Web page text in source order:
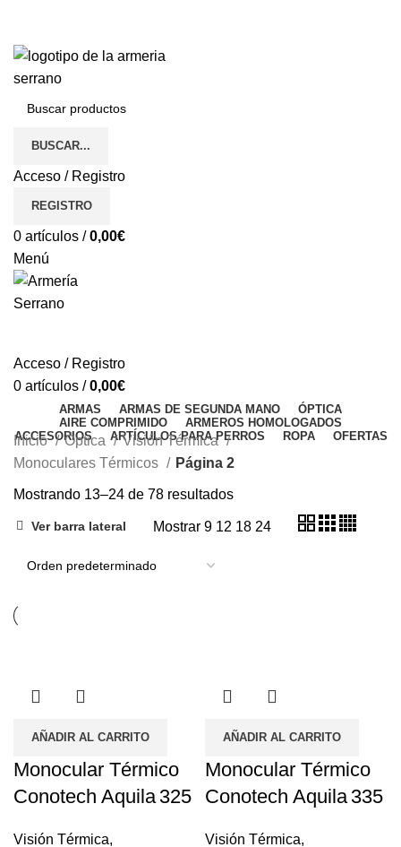
BUSCAR...
Acceso / Registro
REGISTRO
0 artículos / 0,00€
Menú
Acceso / Registro
0 artículos / 0,00€
ARMAS ARMAS DE SEGUNDA MANO
ÓPTICA
AIRE COMPRIMIDO
ARMEROS HOMOLOGADOS
ACCESORIOS
ARTÍCULOS PARA PERROS ROPA OFERTAS
Inicio Óptica
Visión Térmica
Monoculares Térmicos
Página 2
Mostrando 13–24 de 78 resultados
Ver barra lateral Mostrar9 12 18 24
AÑADIR AL CARRITO
Monocular Térmico
Conotech Aquila 325
Visión Térmica,
AÑADIR AL CARRITO
Monocular Térmico
Conotech Aquila 335
Visión Térmica,